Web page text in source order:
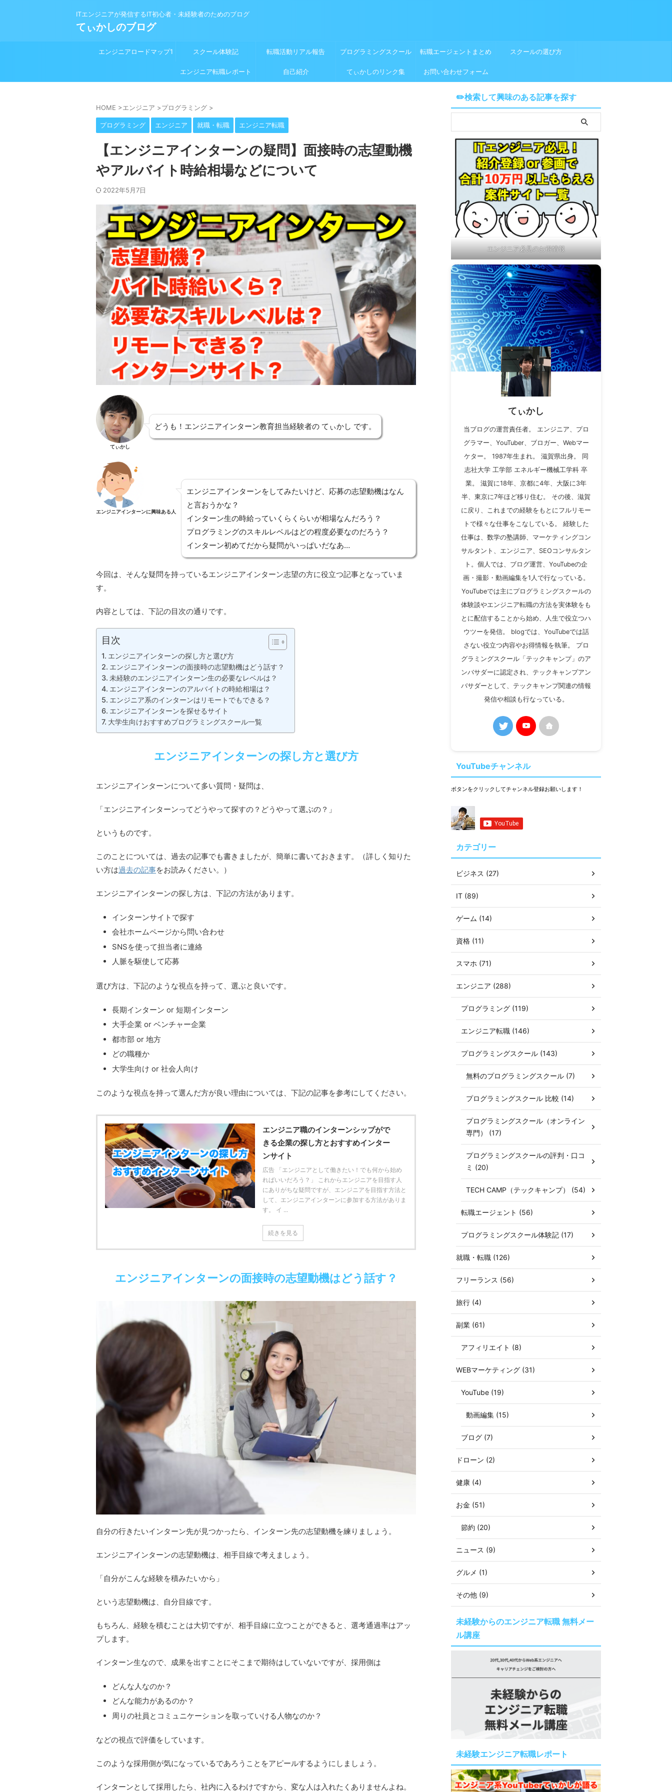
ITエンジニアが発信するIT初心者・未経験者のためのブログ
てぃかしのブログ
エンジニアロードマップ1 スクール体験記 転職活動リアル報告 プログラミングスクール 転職エージェントまとめ スクールの選び方
エンジニア転職レポート 自己紹介 てぃかしのリンク集 お問い合わせフォーム
HOME >エンジニア >プログラミング >
プログラミング エンジニア 就職・転職 エンジニア転職
【エンジニアインターンの疑問】面接時の志望動機
やアルバイト時給相場などについて
2022年5月7日
てぃかし
どうも！エンジニアインターン教育担当経験者の てぃかし です。
エンジニアインターンに興味ある人
エンジニアインターンをしてみたいけど、応募の志望動機はなん
と言おうかな？
インターン生の時給っていくらくらいが相場なんだろう？
プログラミングのスキルレベルはどの程度必要なのだろう？
インターン初めてだから疑問がいっぱいだなあ…
今回は、そんな疑問を持っているエンジニアインターン志望の方に役立つ記事となっていま
す。
内容としては、下記の目次の通りです。
目次
エンジニアインターンの探し方と選び方
エンジニアインターンの面接時の志望動機はどう話す？
未経験のエンジニアインターン生の必要なレベルは？
エンジニアインターンのアルバイトの時給相場は？
エンジニア系のインターンはリモートでもできる？
エンジニアインターンを探せるサイト
大学生向けおすすめプログラミングスクール一覧
エンジニアインターンの探し方と選び方
エンジニアインターンについて多い質問・疑問は、
「エンジニアインターンってどうやって探すの？どうやって選ぶの？」
というものです。
このことについては、過去の記事でも書きましたが、簡単に書いておきます。（詳しく知りた
い方は過去の記事をお読みください。）
エンジニアインターンの探し方は、下記の方法があります。
インターンサイトで探す
会社ホームページから問い合わせ
SNSを使って担当者に連絡
人脈を駆使して応募
選び方は、下記のような視点を持って、選ぶと良いです。
長期インターン or 短期インターン
大手企業 or ベンチャー企業
都市部 or 地方
どの職種か
大学生向け or 社会人向け
このような視点を持って選んだ方が良い理由については、下記の記事を参考にしてください。
エンジニア職のインターンシップがで
きる企業の探し方とおすすめインター
ンサイト
広告 「エンジニアとして働きたい！でも何から始め
ればいいだろう？」 これからエンジニアを目指す人
にありがちな疑問ですが、エンジニアを目指す方法と
して、エンジニアインターンに参加する方法がありま
す。 イ ...
続きを見る
エンジニアインターンの面接時の志望動機はどう話す？
自分の行きたいインターン先が見つかったら、インターン先の志望動機を練りましょう。
エンジニアインターンの志望動機は、相手目線で考えましょう。
「自分がこんな経験を積みたいから」
という志望動機は、自分目線です。
もちろん、経験を積むことは大切ですが、相手目線に立つことができると、選考通過率はアッ
プします。
インターン生なので、成果を出すことにそこまで期待はしていないですが、採用側は
どんな人なのか？
どんな能力があるのか？
周りの社員とコミュニケーションを取っていける人物なのか？
などの視点で評価をしています。
このような採用側が気になっているであろうことをアピールするようにしましょう。
インターンとして採用したら、社内に入るわけですから、変な人は入れたくありませんよね。
✏️検索して興味のある記事を探す
エンジニア必見のお得情報
てぃかし
当ブログの運営責任者。 エンジニア、プロ
グラマー、YouTuber、ブロガー、Webマー
ケター。 1987年生まれ。 滋賀県出身。 同
志社大学 工学部 エネルギー機械工学科 卒
業。 滋賀に18年、京都に4年、大阪に3年
半、東京に7年ほど移り住む。 その後、滋賀
に戻り、これまでの経験をもとにフルリモー
トで様々な仕事をこなしている。 経験した
仕事は、数学の塾講師、マーケティングコン
サルタント、エンジニア、SEOコンサルタン
ト。個人では、ブログ運営、YouTubeの企
画・撮影・動画編集を1人で行なっている。
YouTubeでは主にプログラミングスクールの
体験談やエンジニア転職の方法を実体験をも
とに配信することから始め、人生で役立つハ
ウツーを発信。 blogでは、YouTubeでは話
さない役立つ内容やお得情報を執筆。 プロ
グラミングスクール「テックキャンプ」のア
ンバサダーに認定され、テックキャンプアン
バサダーとして、テックキャンプ関連の情報
発信や相談も行なっている。
YouTubeチャンネル
ボタンをクリックしてチャンネル登録お願いします！
カテゴリー
ビジネス (27)
IT (89)
ゲーム (14)
資格 (11)
スマホ (71)
エンジニア (288)
プログラミング (119)
エンジニア転職 (146)
プログラミングスクール (143)
無料のプログラミングスクール (7)
プログラミングスクール 比較 (14)
プログラミングスクール（オンライン
専門） (17)
プログラミングスクールの評判・口コ
ミ (20)
TECH CAMP（テックキャンプ） (54)
転職エージェント (56)
プログラミングスクール体験記 (17)
就職・転職 (126)
フリーランス (56)
旅行 (4)
副業 (61)
アフィリエイト (8)
WEBマーケティング (31)
YouTube (19)
動画編集 (15)
ブログ (7)
ドローン (2)
健康 (4)
お金 (51)
節約 (20)
ニュース (9)
グルメ (1)
その他 (9)
未経験からのエンジニア転職 無料メー
ル講座
未経験エンジニア転職レポート